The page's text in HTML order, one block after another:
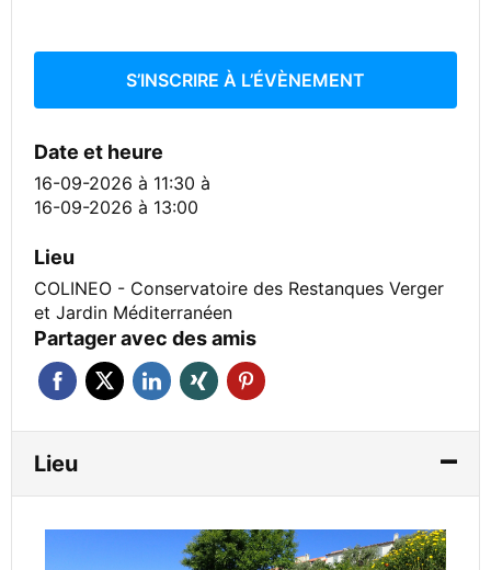
S’INSCRIRE À L’ÉVÈNEMENT
Date et heure
16-09-2026 à 11:30 à
16-09-2026 à 13:00
Lieu
COLINEO - Conservatoire des Restanques Verger
et Jardin Méditerranéen
Partager avec des amis
Lieu